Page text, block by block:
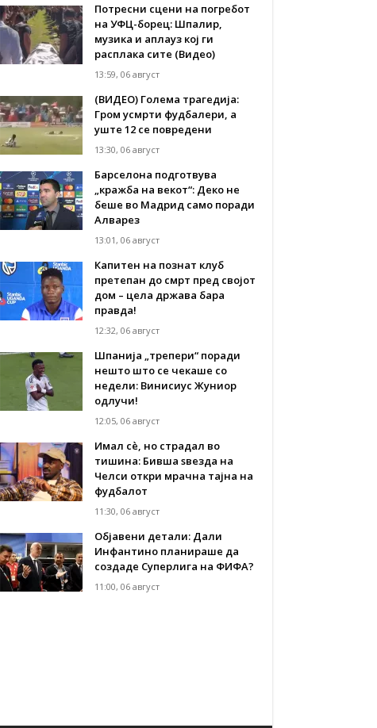
Потресни сцени на погребот
на УФЦ-борец: Шпалир,
музика и аплауз кој ги
расплака сите (Видео)
13:59, 06 август
(ВИДЕО) Голема трагедија:
Гром усмрти фудбалери, а
уште 12 се повредени
13:30, 06 август
Барселона подготвува
„кражба на векот“: Деко не
беше во Мадрид само поради
Алварез
13:01, 06 август
Капитен на познат клуб
претепан до смрт пред својот
дом – цела држава бара
правда!
12:32, 06 август
Шпанија „трепери“ поради
нешто што се чекаше со
недели: Винисиус Жуниор
одлучи!
12:05, 06 август
Имал сè, но страдал во
тишина: Бивша ѕвезда на
Челси откри мрачна тајна на
фудбалот
11:30, 06 август
Објавени детали: Дали
Инфантино планираше да
создаде Суперлига на ФИФА?
11:00, 06 август